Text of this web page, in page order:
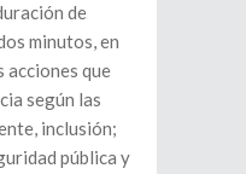
de
minutos, en
acciones que
según las
inclusión;
pública y